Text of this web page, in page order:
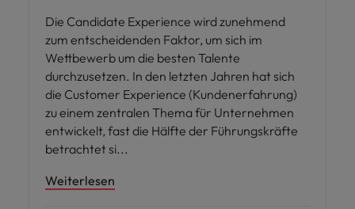
Die Candidate Experience wird zunehmend
zum entscheidenden Faktor, um sich im
Wettbewerb um die besten Talente
durchzusetzen. In den letzten Jahren hat sich
die Customer Experience (Kundenerfahrung)
zu einem zentralen Thema für Unternehmen
entwickelt, fast die Hälfte der Führungskräfte
betrachtet si
Weiterlesen